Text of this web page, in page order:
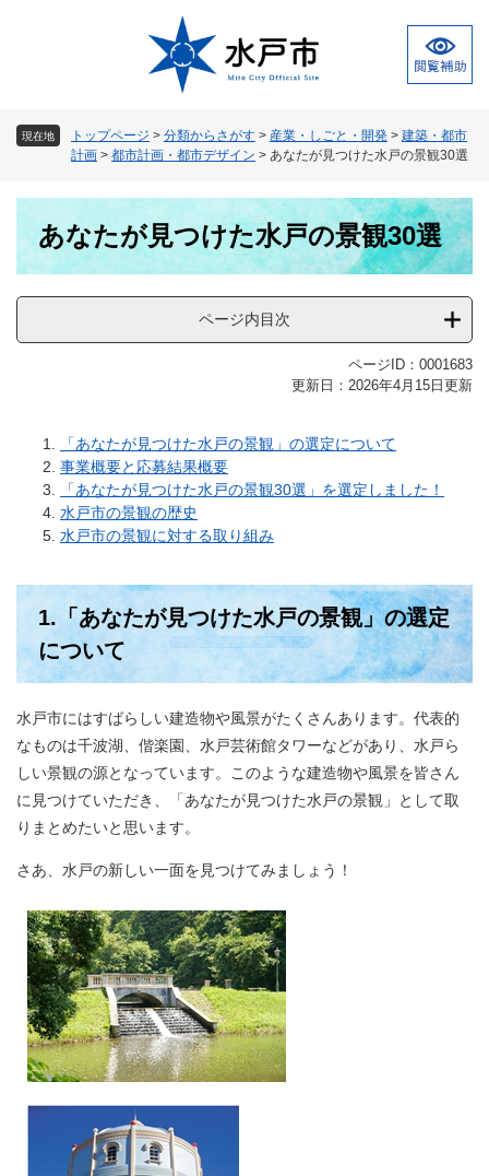
現在地 トップページ > 分類からさがす > 産業・しごと・開発 > 建築・都市
計画 > 都市計画・都市デザイン > あなたが見つけた水戸の景観30選
あなたが見つけた水戸の景観30選
ページ内目次
ページID：0001683
更新日：2026年4月15日更新
「あなたが見つけた水戸の景観」の選定について
事業概要と応募結果概要
「あなたが見つけた水戸の景観30選」を選定しました！
水戸市の景観の歴史
水戸市の景観に対する取り組み
1.「あなたが見つけた水戸の景観」の選定
について
水戸市にはすばらしい建造物や風景がたくさんあります。代表的
なものは千波湖、偕楽園、水戸芸術館タワーなどがあり、水戸ら
しい景観の源となっています。このような建造物や風景を皆さん
に見つけていただき、「あなたが見つけた水戸の景観」として取
りまとめたいと思います。
さあ、水戸の新しい一面を見つけてみましょう！